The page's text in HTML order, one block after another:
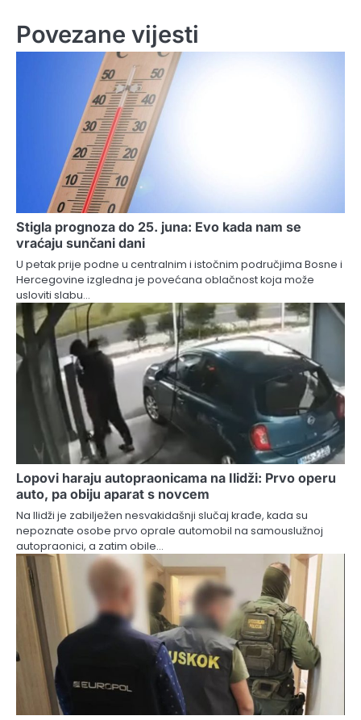
Povezane vijesti
Stigla prognoza do 25. juna: Evo kada nam se
vraćaju sunčani dani
U petak prije podne u centralnim i istočnim područjima Bosne i
Hercegovine izgledna je povećana oblačnost koja može
usloviti slabu…
Lopovi haraju autopraonicama na Ilidži: Prvo operu
auto, pa obiju aparat s novcem
Na Ilidži je zabilježen nesvakidašnji slučaj krađe, kada su
nepoznate osobe prvo oprale automobil na samouslužnoj
autopraonici, a zatim obile…